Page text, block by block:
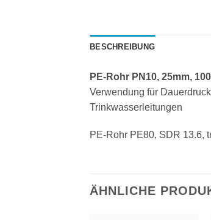
BESCHREIBUNG
PE-Rohr PN10, 25mm,
Verwendung für
Trinkwasserleitungen
PE-Rohr PE80, SDR 13.6,
ÄHNLICHE